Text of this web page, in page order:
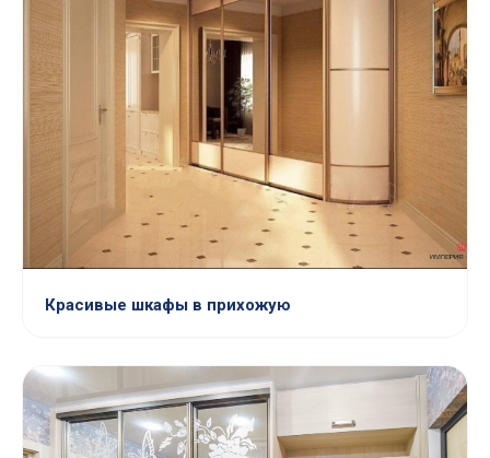
Красивые шкафы в прихожую